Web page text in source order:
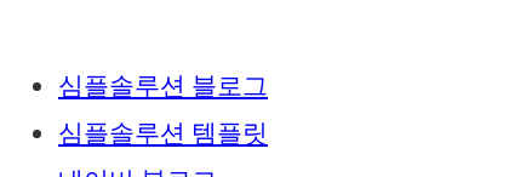
심플솔루션 블로그
심플솔루션 템플릿